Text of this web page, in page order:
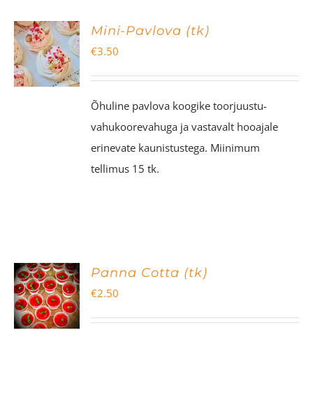
Mini-Pavlova (tk)
€3.50
Õhuline pavlova koogike toorjuustu-
vahukoorevahuga ja vastavalt hooajale
erinevate kaunistustega. Miinimum
tellimus 15 tk.
Panna Cotta (tk)
€2.50